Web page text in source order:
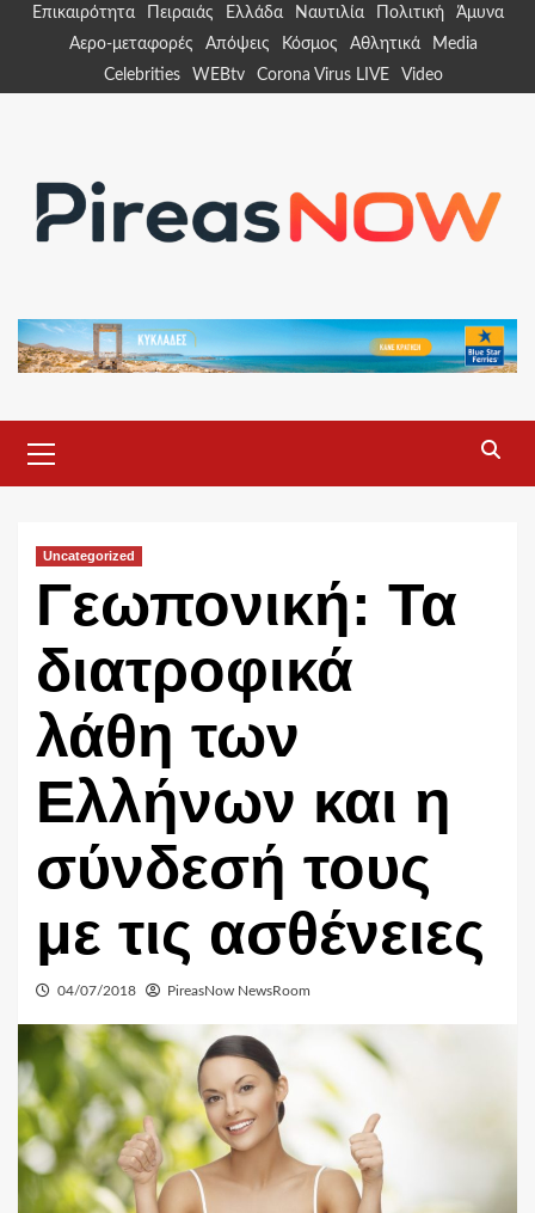
Επικαιρότητα Πειραιάς Ελλάδα Ναυτιλία Πολιτική
Άμυνα
Αερο-μεταφορές
Απόψεις Κόσμος Αθλητικά
Media
Celebrities
WEBtv Corona Virus LIVE Video
Menu
Uncategorized
Γεωπονική: Τα
διατροφικά
λάθη των
Ελλήνων και η
σύνδεσή τους
με τις ασθένειες
04/07/2018 PireasNow NewsRoom